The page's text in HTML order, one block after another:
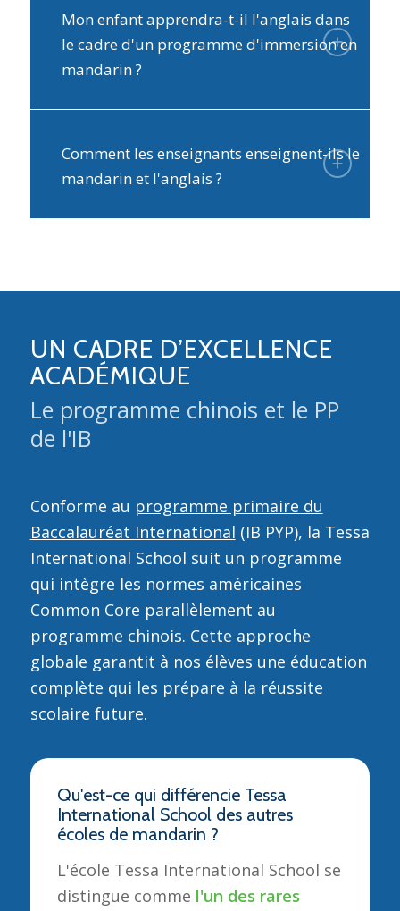
Mon enfant apprendra-t-il l'anglais dans
le cadre d'un programme d'immersion en
mandarin ?
Comment les enseignants enseignent-ils le
mandarin et l'anglais ?
UN CADRE D’EXCELLENCE
ACADÉMIQUE
Le programme chinois et le PP
de l'IB
Conforme au programme primaire du
Baccalauréat International (IB PYP), la Tessa
International School suit un programme
qui intègre les normes américaines
Common Core parallèlement au
programme chinois. Cette approche
globale garantit à nos élèves une éducation
complète qui les prépare à la réussite
scolaire future.
Qu'est-ce qui différencie Tessa
International School des autres
écoles de mandarin ?
L'école Tessa International School se
distingue comme l'un des rares